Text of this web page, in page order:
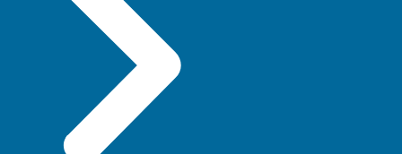
Inlichtingen- en Opsporingsdienst
Klant, bedrijf en consument
Directie Slachttoezicht
Directie Handelstoezicht
Directie Interne Organisatie